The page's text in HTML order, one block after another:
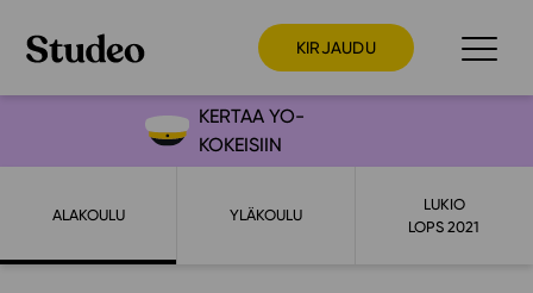
KIRJAUDU
Preppaaja
Opettaja
Opiskelija
KERTAA YO-
KOKEISIIN
ALAKOULU YLÄKOULU
LUKIO
LOPS 2021